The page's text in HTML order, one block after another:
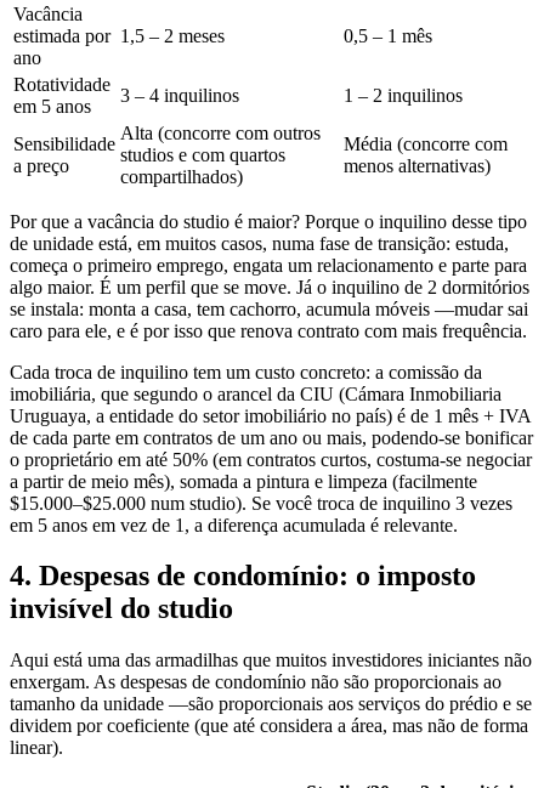
Vacância
estimada por
ano
1,5 – 2 meses 0,5 – 1 mês
Rotatividade
em 5 anos
3 – 4 inquilinos 1 – 2 inquilinos
Sensibilidade
a preço
Alta (concorre com outros
studios e com quartos
compartilhados)
Média (concorre com
menos alternativas)
Por que a vacância do studio é maior? Porque o inquilino desse tipo
de unidade está, em muitos casos, numa fase de transição: estuda,
começa o primeiro emprego, engata um relacionamento e parte para
algo maior. É um perfil que se move. Já o inquilino de 2 dormitórios
se instala: monta a casa, tem cachorro, acumula móveis —mudar sai
caro para ele, e é por isso que renova contrato com mais frequência.
Cada troca de inquilino tem um custo concreto: a comissão da
imobiliária, que segundo o arancel da CIU (Cámara Inmobiliaria
Uruguaya, a entidade do setor imobiliário no país) é de 1 mês + IVA
de cada parte em contratos de um ano ou mais, podendo-se bonificar
o proprietário em até 50% (em contratos curtos, costuma-se negociar
a partir de meio mês), somada a pintura e limpeza (facilmente
$15.000–$25.000 num studio). Se você troca de inquilino 3 vezes
em 5 anos em vez de 1, a diferença acumulada é relevante.
4. Despesas de condomínio: o imposto
invisível do studio
Aqui está uma das armadilhas que muitos investidores iniciantes não
enxergam. As despesas de condomínio não são proporcionais ao
tamanho da unidade —são proporcionais aos serviços do prédio e se
dividem por coeficiente (que até considera a área, mas não de forma
linear).